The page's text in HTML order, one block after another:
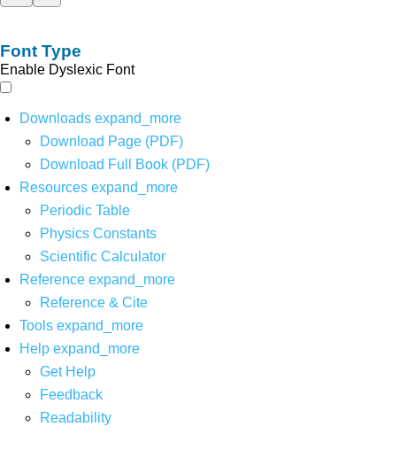
Font Type
Enable Dyslexic Font
Downloads expand_more
Download Page (PDF)
Download Full Book (PDF)
Resources expand_more
Periodic Table
Physics Constants
Scientific Calculator
Reference expand_more
Reference & Cite
Tools expand_more
Help expand_more
Get Help
Feedback
Readability